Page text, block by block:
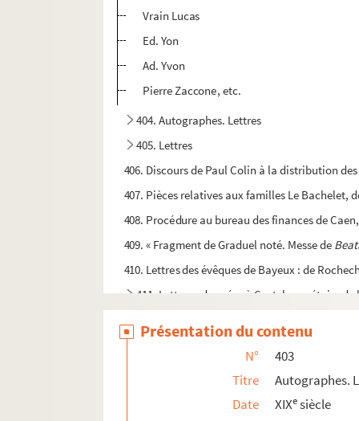
Vrain Lucas
Ed. Yon
Ad. Yvon
Pierre Zaccone, etc.
404. Autographes. Lettres
405. Lettres
406. Discours de Paul Colin à la distribution
407. Pièces relatives aux familles Le
408. Procédure au bureau des finances de
409. « Fragment de Graduel noté. Messe de
410. Lettres des évêques de Bayeux : de
411. Lettres adressées à Castel, secrétaire
Présentation du contenu
N°
403
Titre
Autographes.
Date
XIXesiècle